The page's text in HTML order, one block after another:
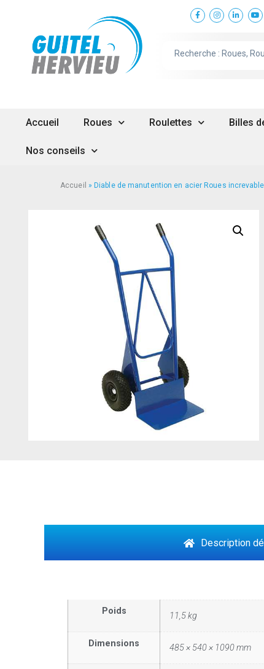
Accueil Roues Roulettes Billes
Nos conseils
Accueil »Diable de manutention en acier Roues
Description
Poids 11,5 kg
Dimensions 485 × 540 × 1090 mm